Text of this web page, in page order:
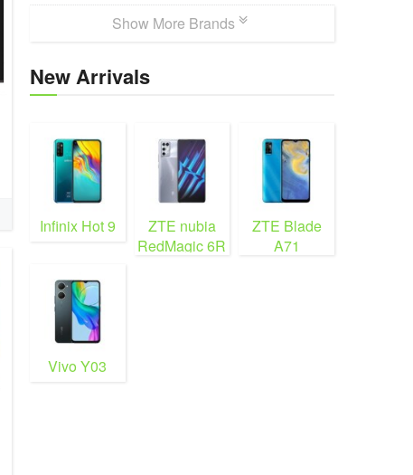
Show More Brands
New Arrivals
Infinix Hot 9
ZTE nubia
RedMagic 6R
ZTE Blade
A71
Vivo Y03